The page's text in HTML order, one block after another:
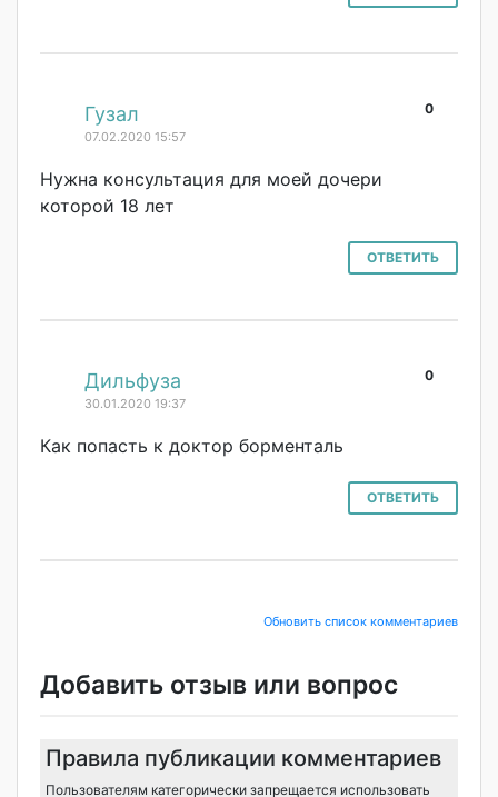
0
Гузал
07.02.2020 15:57
Нужна консультация для моей дочери
которой 18 лет
ОТВЕТИТЬ
0
Дильфуза
30.01.2020 19:37
Как попасть к доктор борменталь
ОТВЕТИТЬ
Обновить список комментариев
Добавить отзыв или вопрос
Правила публикации комментариев
Пользователям категорически запрещается использовать